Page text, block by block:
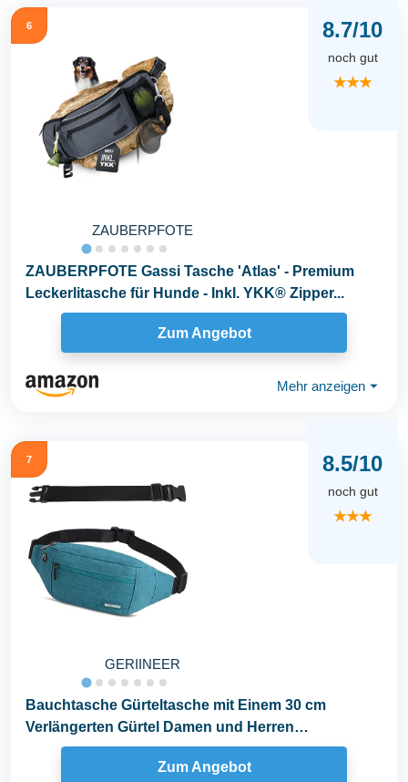
6
ZAUBERPFOTE
8.7/10
noch gut
★★★
ZAUBERPFOTE Gassi Tasche 'Atlas' - Premium
Leckerlitasche für Hunde - Inkl. YKK® Zipper...
Zum Angebot
Mehr anzeigen ⏷
7
GERIINEER
8.5/10
noch gut
★★★
Bauchtasche Gürteltasche mit Einem 30 cm
Verlängerten Gürtel Damen und Herren
Bauchtasche...
Zum Angebot